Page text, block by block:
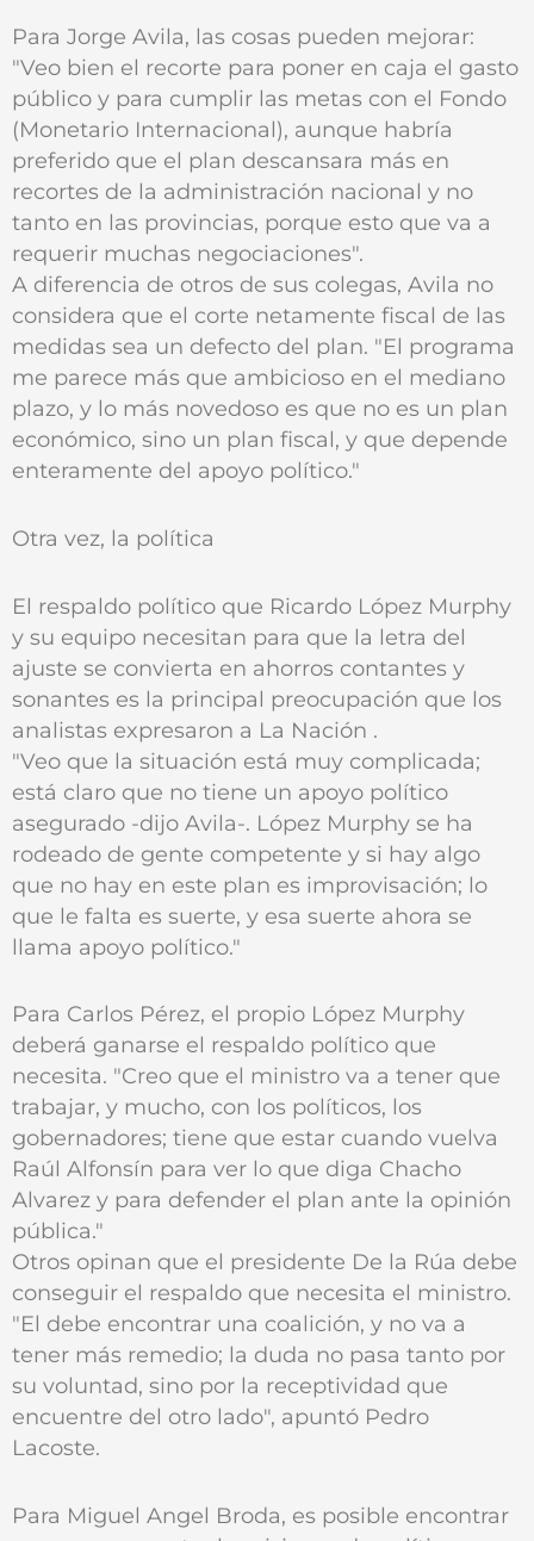
Para Jorge Avila, las cosas pueden mejorar:
"Veo bien el recorte para poner en caja el gasto
público y para cumplir las metas con el Fondo
(Monetario Internacional), aunque habría
preferido que el plan descansara más en
recortes de la administración nacional y no
tanto en las provincias, porque esto que va a
requerir muchas negociaciones".
A diferencia de otros de sus colegas, Avila no
considera que el corte netamente fiscal de las
medidas sea un defecto del plan. "El programa
me parece más que ambicioso en el mediano
plazo, y lo más novedoso es que no es un plan
económico, sino un plan fiscal, y que depende
enteramente del apoyo político."
Otra vez, la política
El respaldo político que Ricardo López Murphy
y su equipo necesitan para que la letra del
ajuste se convierta en ahorros contantes y
sonantes es la principal preocupación que los
analistas expresaron a La Nación .
"Veo que la situación está muy complicada;
está claro que no tiene un apoyo político
asegurado -dijo Avila-. López Murphy se ha
rodeado de gente competente y si hay algo
que no hay en este plan es improvisación; lo
que le falta es suerte, y esa suerte ahora se
llama apoyo político."
Para Carlos Pérez, el propio López Murphy
deberá ganarse el respaldo político que
necesita. "Creo que el ministro va a tener que
trabajar, y mucho, con los políticos, los
gobernadores; tiene que estar cuando vuelva
Raúl Alfonsín para ver lo que diga Chacho
Alvarez y para defender el plan ante la opinión
pública."
Otros opinan que el presidente De la Rúa debe
conseguir el respaldo que necesita el ministro.
"El debe encontrar una coalición, y no va a
tener más remedio; la duda no pasa tanto por
su voluntad, sino por la receptividad que
encuentre del otro lado", apuntó Pedro
Lacoste.
Para Miguel Angel Broda, es posible encontrar